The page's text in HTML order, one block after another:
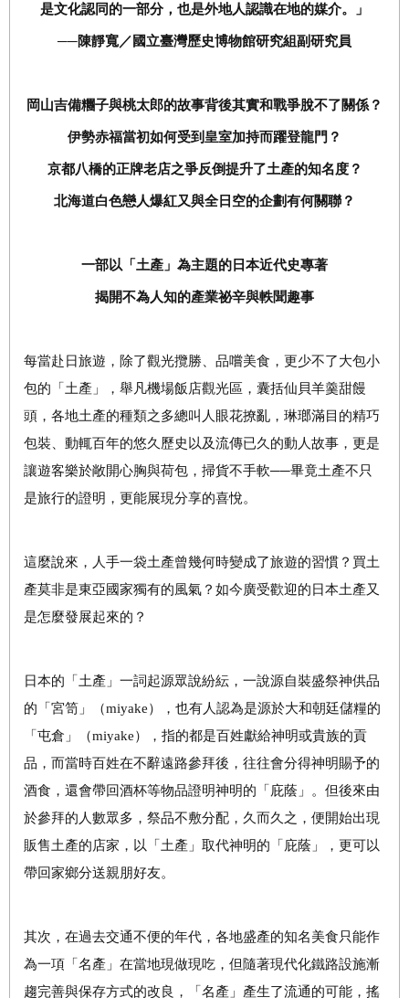
是文化認同的一部分，也是外地人認識在地的媒介。」
──陳靜寬／國立臺灣歷史博物館研究組副研究員
岡山吉備糰子與桃太郎的故事背後其實和戰爭脫不了關係？
伊勢赤福當初如何受到皇室加持而躍登龍門？
京都八橋的正牌老店之爭反倒提升了土產的知名度？
北海道白色戀人爆紅又與全日空的企劃有何關聯？
一部以「土產」為主題的日本近代史專著
揭開不為人知的產業祕辛與軼聞趣事
每當赴日旅遊，除了觀光攬勝、品嚐美食，更少不了大包小
包的「土產」，舉凡機場飯店觀光區，囊括仙貝羊羹甜饅
頭，各地土產的種類之多總叫人眼花撩亂，琳瑯滿目的精巧
包裝、動輒百年的悠久歷史以及流傳已久的動人故事，更是
讓遊客樂於敞開心胸與荷包，掃貨不手軟──畢竟土產不只
是旅行的證明，更能展現分享的喜悅。
這麼說來，人手一袋土產曾幾何時變成了旅遊的習慣？買土
產莫非是東亞國家獨有的風氣？如今廣受歡迎的日本土產又
是怎麼發展起來的？
日本的「土產」一詞起源眾說紛紜，一說源自裝盛祭神供品
的「宮笥」（miyake），也有人認為是源於大和朝廷儲糧的
「屯倉」（miyake），指的都是百姓獻給神明或貴族的貢
品，而當時百姓在不辭遠路參拜後，往往會分得神明賜予的
酒食，還會帶回酒杯等物品證明神明的「庇蔭」。但後來由
於參拜的人數眾多，祭品不敷分配，久而久之，便開始出現
販售土產的店家，以「土產」取代神明的「庇蔭」，更可以
帶回家鄉分送親朋好友。
其次，在過去交通不便的年代，各地盛產的知名美食只能作
為一項「名產」在當地現做現吃，但隨著現代化鐵路設施漸
趨完善與保存方式的改良，「名產」產生了流通的可能，搖